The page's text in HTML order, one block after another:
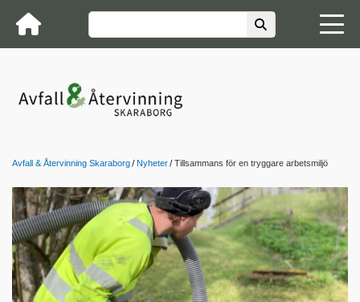
Avfall & Återvinning Skaraborg Nyheter Tillsammans för en tryggare arbetsmiljö